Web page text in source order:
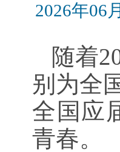
2026年06
随着
别为全
全国应
青春。